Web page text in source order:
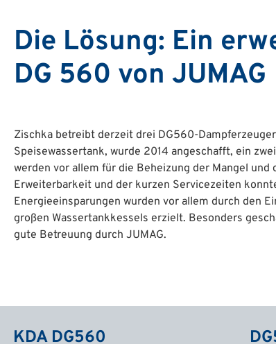
Die Lösung: Ein
DG 560 von JUMAG
Zischka betreibt derzeit drei DG560-
Speisewassertank, wurde 2014 angeschafft, ein
werden vor allem für die Beheizung der Mangel
Erweiterbarkeit und der kurzen Servicezeiten
Energieeinsparungen wurden vor allem durch den
großen Wassertankkessels erzielt. Besonders
gute Betreuung durch JUMAG.
KDA DG560